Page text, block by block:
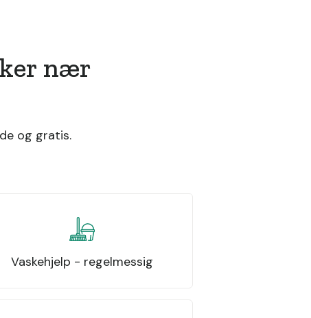
nær
og gratis.
Vaskehjelp - regelmessig